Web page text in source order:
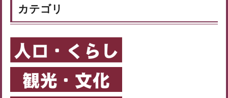
カテゴリ